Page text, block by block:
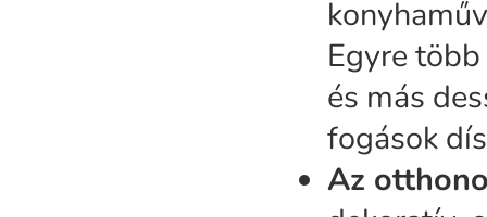
Egyre
és más
fogások
Az